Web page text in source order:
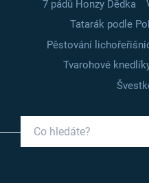
7 pádů Honzy Dědka
Tatarák podle
Pěstování
Tvarohové